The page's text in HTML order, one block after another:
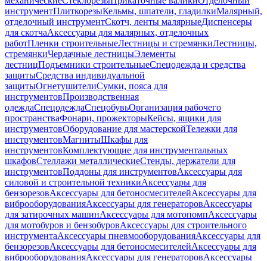
инструментПлиткорезыКельмы, шпатели, гладилкиМалярный,
отделочный инструментСкотч, ленты малярныеДиспенсеры
для скотчаАксессуары для малярных, отделочных
работПленки строительныеЛестницы и стремянкиЛестницы,
стремянкиЧердачные лестницыЭлементы
лестницПодъемники строительныеСпецодежда и средства
защитыСредства индивидуальной
защитыОгнетушителиСумки, пояса для
инструментовПроизводственная
одеждаСпецодеждаСпецобувьОрганизация рабочего
пространстваФонари, прожекторыКейсы, ящики для
инструментовОборудование для мастерскойТележки для
инструментовМагнитыШкафы для
инструментовКомплектующие для инструментальных
шкафовСтеллажи металлическиеСтенды, держатели для
инструментовПоддоны для инструментовАксессуары для
силовой и строительной техникиАксессуары для
бензорезовАксессуары для бетоносмесителейАксессуары для
виброоборудованияАксессуары для генераторовАксессуары
для затирочных машинАксессуары для мотопомпАксессуары
для мотобуров и бензобуровАксессуары для строительного
инструментаАксессуары пневмооборудованияАксессуары для
бензорезовАксессуары для бетоносмесителейАксессуары для
виброоборудованияАксессуары для генераторовАксессуары